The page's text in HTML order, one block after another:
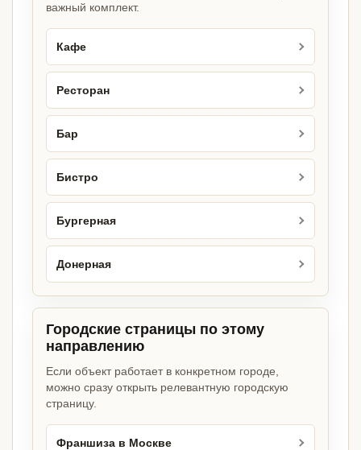
важный комплект.
Кафе
Ресторан
Бар
Бистро
Бургерная
Донерная
Городские страницы по этому
направлению
Если объект работает в конкретном городе,
можно сразу открыть релевантную городскую
страницу.
Франшиза в Москве